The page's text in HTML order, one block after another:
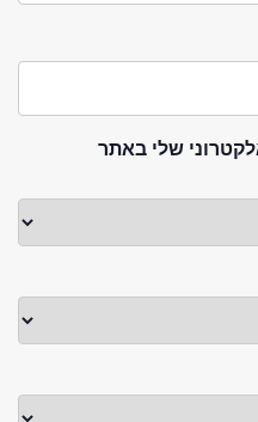
שלי באתר